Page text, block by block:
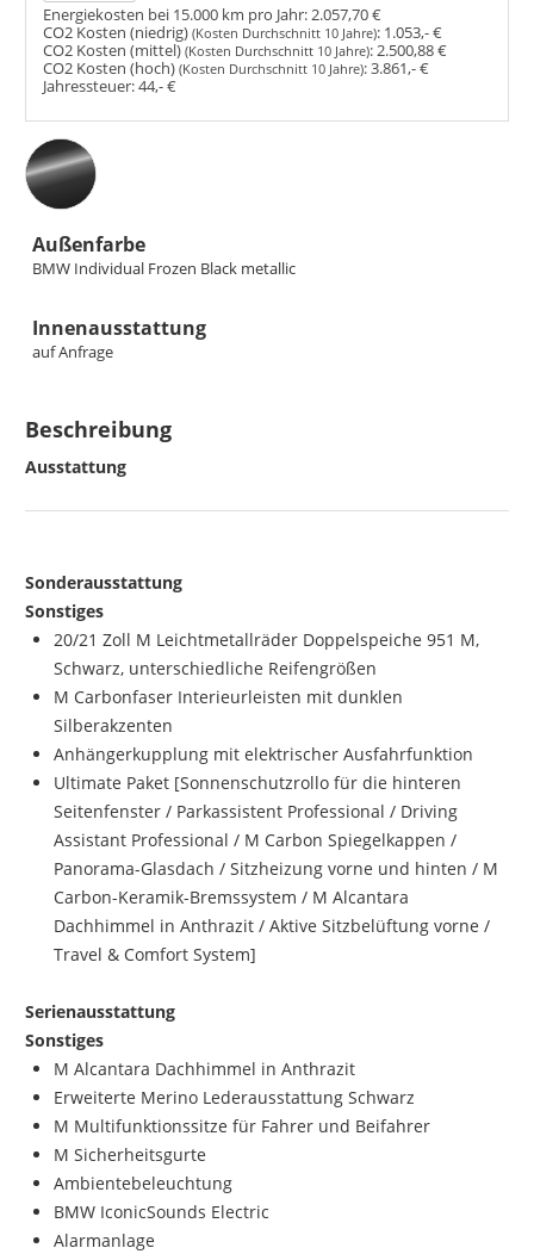
Energiekosten bei 15.000 km pro Jahr:2.057,70 €
CO2 Kosten (niedrig) (Kosten Durchschnitt 10 Jahre): 1.053,- €
CO2 Kosten (mittel) (Kosten Durchschnitt 10 Jahre):2.500,88 €
CO2 Kosten (hoch) (Kosten Durchschnitt 10 Jahre):3.861,- €
Jahressteuer:44,- €
Außenfarbe
BMW Individual Frozen Black metallic
Innenausstattung
auf Anfrage
Beschreibung
Ausstattung
Sonderausstattung
Sonstiges
20/21 Zoll M Leichtmetallräder Doppelspeiche 951 M,
Schwarz, unterschiedliche Reifengrößen
M Carbonfaser Interieurleisten mit dunklen
Silberakzenten
Anhängerkupplung mit elektrischer Ausfahrfunktion
Ultimate Paket [Sonnenschutzrollo für die hinteren
Seitenfenster / Parkassistent Professional / Driving
Assistant Professional / M Carbon Spiegelkappen /
Panorama-Glasdach / Sitzheizung vorne und hinten / M
Carbon-Keramik-Bremssystem / M Alcantara
Dachhimmel in Anthrazit / Aktive Sitzbelüftung vorne /
Travel & Comfort System]
Serienausstattung
Sonstiges
M Alcantara Dachhimmel in Anthrazit
Erweiterte Merino Lederausstattung Schwarz
M Multifunktionssitze für Fahrer und Beifahrer
M Sicherheitsgurte
Ambientebeleuchtung
BMW IconicSounds Electric
Alarmanlage